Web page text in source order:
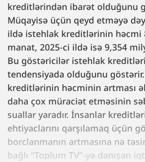
kreditlərindən ibarət olduğunu
Müqayisə üçün qeyd etməyə
ildə istehlak kreditlərinin həcmi
manat, 2025-ci ildə isə 9,354
Bu göstəricilər istehlak
tendensiyada olduğunu
kreditlərinin həcminin artması
daha çox müraciət etməsinin
suallar yaradır. İnsanlar
ehtiyaclarını qarşılamaq üçün
borclanmanın artmasına nə
bağlı “Toplum TV”-yə danışan